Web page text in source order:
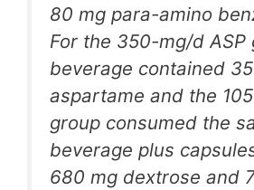
80 mg para-amino
For the 350-mg/d ASP
beverage contained
aspartame and the
group consumed the
beverage plus
680 mg dextrose and